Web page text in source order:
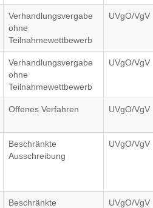
Verhandlungsvergabe
ohne
Teilnahmewettbewerb
UVgO/VgV
Verhandlungsvergabe
ohne
Teilnahmewettbewerb
UVgO/VgV
Offenes Verfahren UVgO/VgV
Beschränkte
Ausschreibung
UVgO/VgV
Beschränkte UVgO/VgV